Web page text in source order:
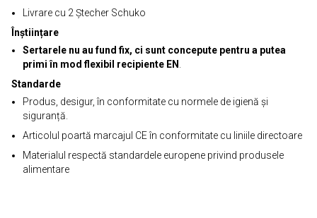
Livrare cu 2 Ștecher Schuko
Înștiințare
Sertarele nu au fund fix, ci sunt concepute pentru a putea
primi în mod flexibil recipiente EN
Standarde
Produs, desigur, în conformitate cu normele de igienă și
siguranță.
Articolul poartă marcajul CE în conformitate cu liniile directoare
Materialul respectă standardele europene privind produsele
alimentare